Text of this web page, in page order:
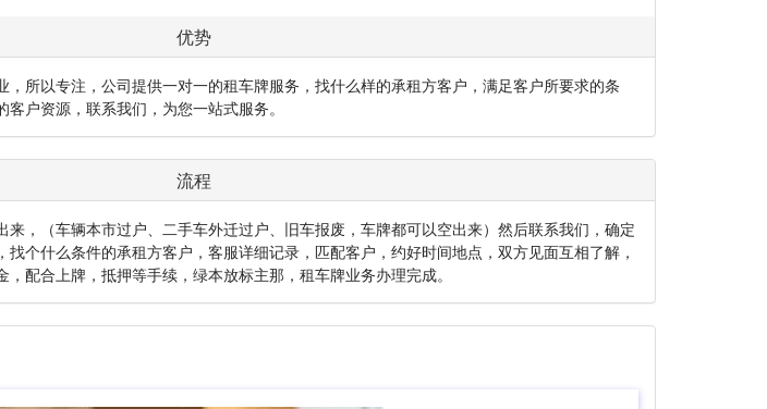
优势
所以专注，公司提供一对一的租车牌服务，找什么样的承租方客户，满足客户所要求的条
户资源，联系我们，为您一站式服务。
流程
，（车辆本市过户、二手车外迁过户、旧车报废，车牌都可以空出来）然后联系我们，确定
个什么条件的承租方客户，客服详细记录，匹配客户，约好时间地点，双方见面互相了解，
配合上牌，抵押等手续，绿本放标主那，租车牌业务办理完成。